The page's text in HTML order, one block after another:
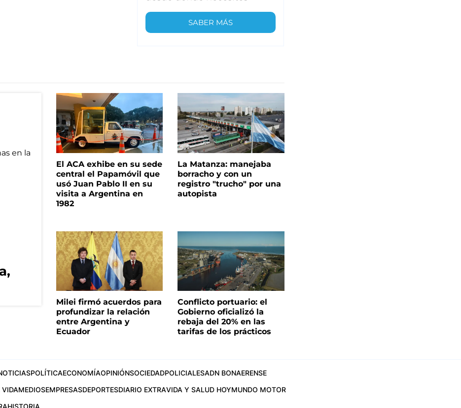
SABER MÁS
El ACA exhibe en su sede
central el Papamóvil que
usó Juan Pablo II en su
visita a Argentina en
1982
La Matanza: manejaba
borracho y con un
registro "trucho" por una
autopista
Milei firmó acuerdos para
profundizar la relación
entre Argentina y
Ecuador
Conflicto portuario: el
Gobierno oficializó la
rebaja del 20% en las
tarifas de los prácticos
POLÍTICAECONOMÍAOPINIÓNSOCIEDADPOLICIALESADN BONAERENSE
VIDAMEDIOSEMPRESASDEPORTESDIARIO EXTRAVIDA Y SALUD HOYMUNDO MOTOR